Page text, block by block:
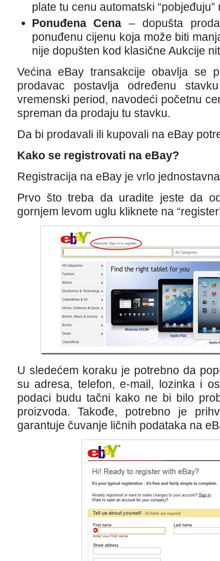
plate tu cenu automatski “pobjeđuju”
Ponuđena Cena – dopušta
ponuđenu cijenu koja može biti
nije dopušten kod klasične Aukcije
Većina eBay transakcije obavlja se
prodavac postavlja određenu
vremenski period, navodeći početnu
spreman da prodaju tu stavku.
Da bi prodavali ili kupovali na eBay
Kako se registrovati na eBay?
Registracija na eBay je vrlo
Prvo što treba da uradite jeste da
gornjem levom uglu kliknete na
U sledećem koraku je potrebno da
su adresa, telefon, e-mail, lozinka i
podaci budu tačni kako ne bi bilo
proizvoda. Takođe, potrebno je
garantuje čuvanje ličnih podataka na